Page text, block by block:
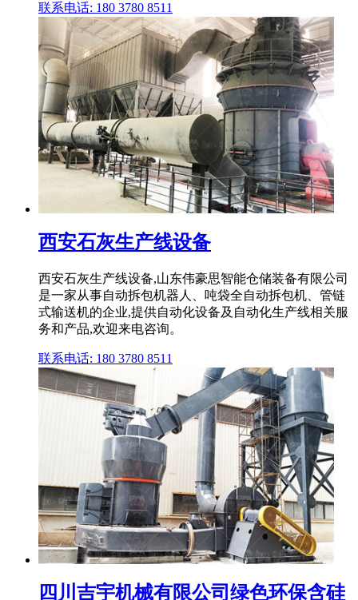
联系电话: 180 3780 8511
西安石灰生产线设备
西安石灰生产线设备,山东伟豪思智能仓储装备有限公司
是一家从事自动拆包机器人、吨袋全自动拆包机、管链
式输送机的企业,提供自动化设备及自动化生产线相关服
务和产品,欢迎来电咨询。
联系电话: 180 3780 8511
四川吉宇机械有限公司绿色环保含硅